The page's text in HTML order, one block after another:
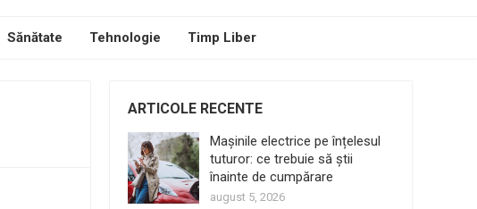
Sănătate Tehnologie Timp Liber
ARTICOLE RECENTE
Mașinile electrice pe înțelesul
tuturor: ce trebuie să știi
înainte de cumpărare
august 5, 2026